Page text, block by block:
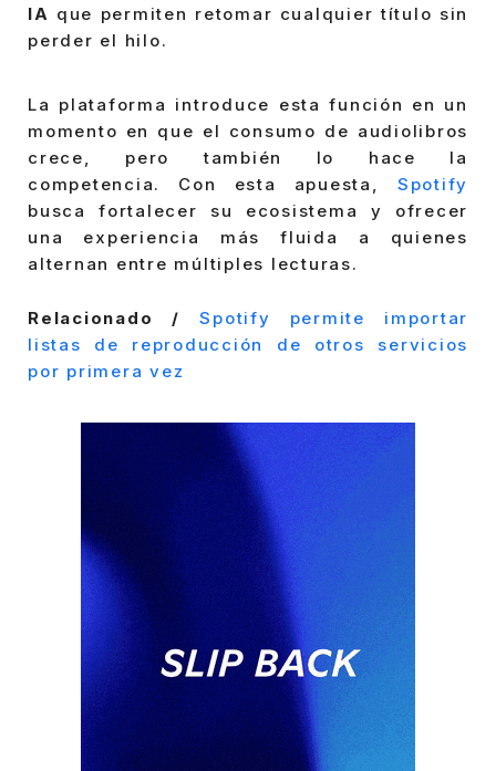
IA que permiten retomar cualquier título sin
perder el hilo.
La plataforma introduce esta función en un
momento en que el consumo de audiolibros
crece, pero también lo hace la
competencia. Con esta apuesta, Spotify
busca fortalecer su ecosistema y ofrecer
una experiencia más fluida a quienes
alternan entre múltiples lecturas.
Relacionado /
Spotify permite importar
listas de reproducción de otros servicios
por primera vez